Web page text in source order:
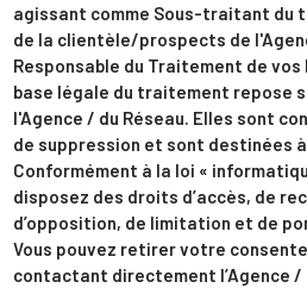
agissant comme Sous-traitant du
de la clientèle/prospects de
Responsable du Traitement de vos
base légale du traitement repose
l'Agence / du Réseau. Elles sont
de suppression et sont destinées
Conformément à la loi «
disposez des droits d’accès, de
d’opposition, de limitation et de
Vous pouvez retirer votre
contactant directement l’Agence /